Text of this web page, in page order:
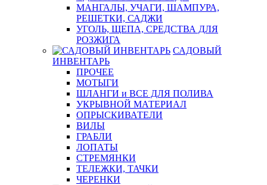
МАНГАЛЫ, УЧАГИ, ШАМПУРА,
РЕШЕТКИ, САДЖИ
УГОЛЬ, ЩЕПА, СРЕДСТВА ДЛЯ
РОЗЖИГА
САДОВЫЙ
ИНВЕНТАРЬ
ПРОЧЕЕ
МОТЫГИ
ШЛАНГИ и ВСЕ ДЛЯ ПОЛИВА
УКРЫВНОЙ МАТЕРИАЛ
ОПРЫСКИВАТЕЛИ
ВИЛЫ
ГРАБЛИ
ЛОПАТЫ
СТРЕМЯНКИ
ТЕЛЕЖКИ, ТАЧКИ
ЧЕРЕНКИ